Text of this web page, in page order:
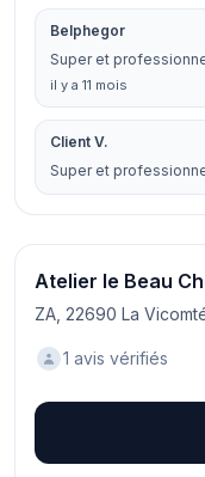
Belphegor
Super et
il y a 11 mois
Client V.
Super et
Atelier le Beau
ZA, 22690 La
1 avis vérifiés